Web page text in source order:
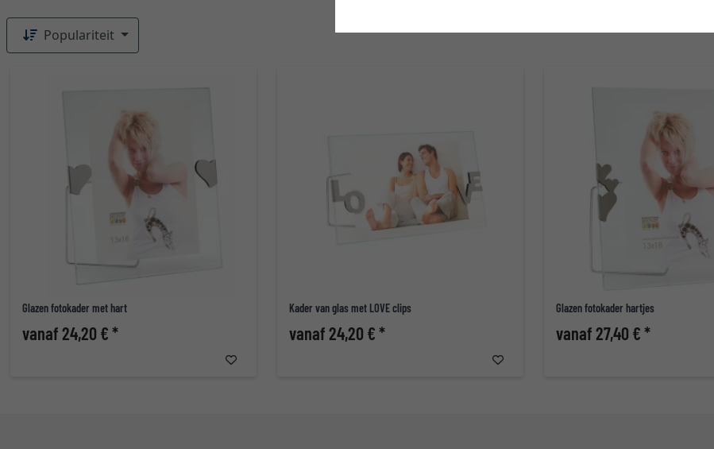
Populariteit
Glazen fotokader met hart
vanaf 24,20 € *
Kader van glas met LOVE clips
vanaf 24,20 € *
Glazen fotokader hartjes
vanaf 27,40 € *